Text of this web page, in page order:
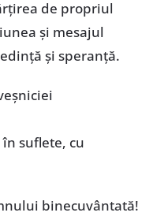
de propriul
şi mesajul
şi speranţă.
suflete, cu
binecuvântată!